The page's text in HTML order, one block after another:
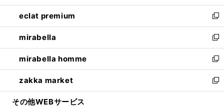
開
く
ウ
で
開
く
ン
ド
ウ
で
開
く
ウ
ィ
ン
ド
ウ
で
開
く
し
い
ウ
ィ
ン
ド
ウ
で
開
eclat premium
新
し
い
ウ
ィ
ン
ド
ウ
mirabella
新
し
い
ウ
ィ
ン
mirabella homme
新
し
い
ウ
zakka market
新
し
その他WEBサービス